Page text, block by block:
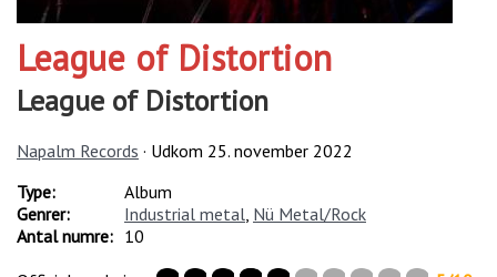
League of Distortion
League of Distortion
Napalm Records · Udkom 25. november 2022
Type:
Album
Genrer:
Industrial metal Nü Metal/Rock
Antal numre: 10